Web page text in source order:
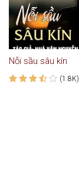
Nỗi sầu sâu kín
(1.8K)